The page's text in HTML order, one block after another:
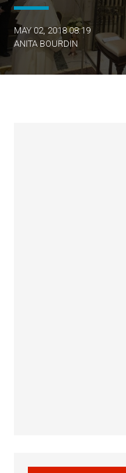
MAY 02, 2018 08:19
ANITA BOURDIN